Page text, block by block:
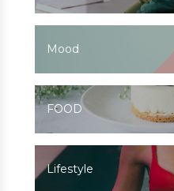
Mood
FOOD
Lifestyle